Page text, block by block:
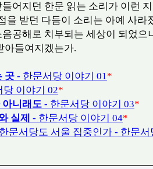
어지던 한문 읽는 소리가 이런
을 받던 다듬이 소리는 아예 사라
공해로 치부되는 세상이 되었으
아들여지겠는가.
곳 - 한문서당 이야기 01*
당 이야기 02*
아니래도 - 한문서당 이야기 03*
실제 - 한문서당 이야기 04*
한문서당도 서울 집중인가 - 한문서